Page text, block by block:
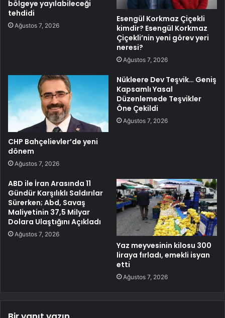
bölgeye yayılabileceği
tehdidi
Ağustos 7, 2026
Esengül Korkmaz Çiçekli
kimdir? Esengül Korkmaz
Çiçekli’nin yeni görev yeri
neresi?
Ağustos 7, 2026
CHP Bahçelievler’de yeni
dönem
Ağustos 7, 2026
Nükleere Dev Teşvik… Geniş
Kapsamlı Yasal
Düzenlemede Teşvikler
Öne Çekildi
Ağustos 7, 2026
ABD ile İran Arasında 11
Gündür Karşılıklı Saldırılar
Sürerken; Abd, Savaş
Maliyetinin 37,5 Milyar
Dolara Ulaştığını Açıkladı
Ağustos 7, 2026
Yaz meyvesinin kilosu 300
liraya fırladı, emekli isyan
etti
Ağustos 7, 2026